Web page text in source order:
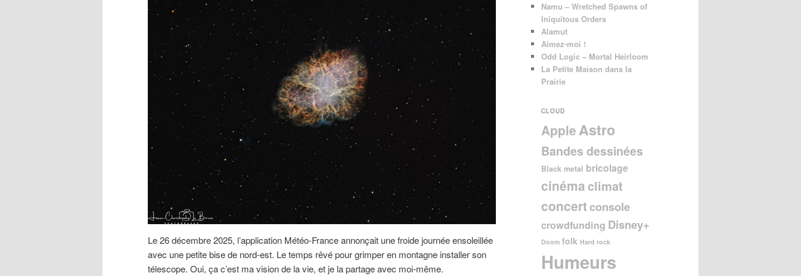
Le 26 décembre 2025, l’application Météo-France annonçait une froide journée ensoleillée
avec une petite bise de nord-est. Le temps rêvé pour grimper en montagne installer son
télescope. Oui, ça c’est ma vision de la vie, et je la partage avec moi-même.
Namu – Wretched Spawns of
Iniquitous Orders
Alamut
Aimez-moi !
Odd Logic – Mortal Heirloom
La Petite Maison dans la
Prairie
CLOUD
Apple Astro
Bandes dessinées
Black metal bricolage
cinéma climat
concertconsole
crowdfunding Disney+
Doom folk Hard rock
Humeurs